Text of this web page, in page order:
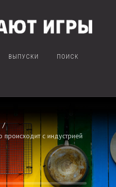
ВЫПУСКИ ПОИСК
происходит с индустрией